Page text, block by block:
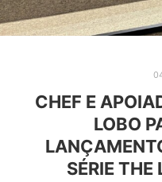
CHEF E
LOBO
SÉRIE THE